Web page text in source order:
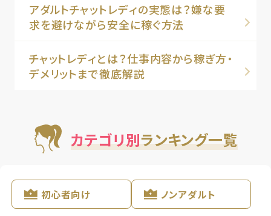
アダルトチャットレディの実態は？嫌な要
求を避けながら安全に稼ぐ方法
チャットレディとは？仕事内容から稼ぎ方・
デメリットまで徹底解説
カテゴリ別ランキング一覧
初心者向け ノンアダルト